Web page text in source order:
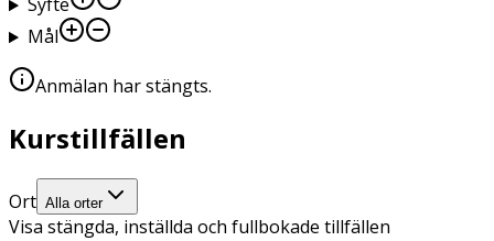
Mål
Anmälan har stängts.
Kurstillfällen
Ort Alla orter
Visa stängda, inställda och fullbokade tillfällen